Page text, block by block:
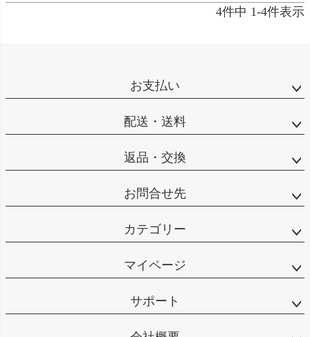
4件中 1-4件表示
お支払い
配送・送料
返品・交換
お問合せ先
カテゴリー
マイページ
サポート